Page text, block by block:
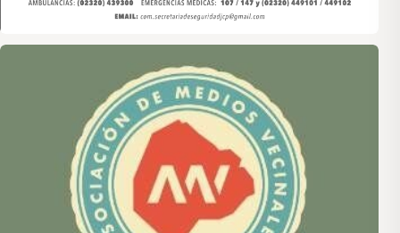
Asociación de Medios Vecinales